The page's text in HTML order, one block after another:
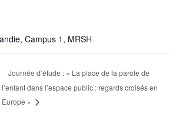
Campus 1, MRSH
Journée d’étude : « La place de la parole de
l’enfant dans l’espace public : regards croisés en
Europe »